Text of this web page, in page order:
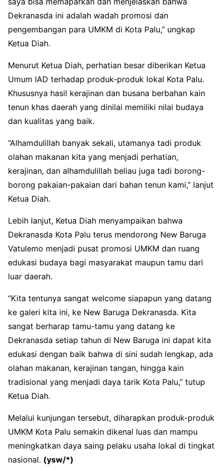
Dekranasda ini adalah wadah promosi dan
pengembangan para UMKM di Kota Palu,” ungkap
Ketua Diah.
Menurut Ketua Diah, perhatian besar diberikan Ketua
Umum IAD terhadap produk-produk lokal Kota Palu.
Khususnya hasil kerajinan dan busana berbahan kain
tenun khas daerah yang dinilai memiliki nilai budaya
dan kualitas yang baik.
“Alhamdulillah banyak sekali, utamanya tadi produk
olahan makanan kita yang menjadi perhatian,
kerajinan, dan alhamdulillah beliau juga tadi borong-
borong pakaian-pakaian dari bahan tenun kami,” lanjut
Ketua Diah.
Lebih lanjut, Ketua Diah menyampaikan bahwa
Dekranasda Kota Palu terus mendorong New Baruga
Vatulemo menjadi pusat promosi UMKM dan ruang
edukasi budaya bagi masyarakat maupun tamu dari
luar daerah.
“Kita tentunya sangat welcome siapapun yang datang
ke galeri kita ini, ke New Baruga Dekranasda. Kita
sangat berharap tamu-tamu yang datang ke
Dekranasda setiap tahun di New Baruga ini dapat kita
edukasi dengan baik bahwa di sini sudah lengkap, ada
olahan makanan, kerajinan tangan, hingga kain
tradisional yang menjadi daya tarik Kota Palu,” tutup
Ketua Diah.
Melalui kunjungan tersebut, diharapkan produk-produk
UMKM Kota Palu semakin dikenal luas dan mampu
meningkatkan daya saing pelaku usaha lokal di tingkat
nasional. (ysw/*)